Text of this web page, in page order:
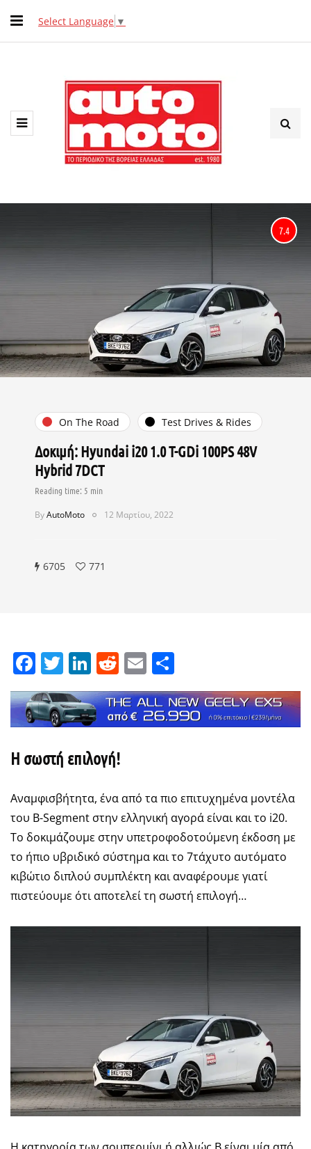
Select Language ▼
On The Road Test Drives & Rides
Δοκιμή: Hyundai i20 1.0 T-GDi 100PS 48V
Hybrid 7DCT
ByAutoMoto 12 Μαρτίου, 2022
6705 771
7.4
Facebook
Twitter
LinkedIn
Reddit
Email
Η σωστή επιλογή!
Αναμφισβήτητα, ένα από τα πιο επιτυχημένα μοντέλα
του B-Segment στην ελληνική αγορά είναι και το i20.
Το δοκιμάζουμε στην υπετροφοδοτούμενη έκδοση με
το ήπιο υβριδικό σύστημα και το 7τάχυτο αυτόματο
κιβώτιο διπλού συμπλέκτη και αναφέρουμε γιατί
πιστεύουμε ότι αποτελεί τη σωστή επιλογή…